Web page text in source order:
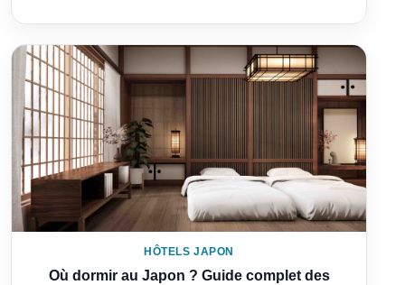
HÔTELS JAPON
Où dormir au Japon ? Guide complet des